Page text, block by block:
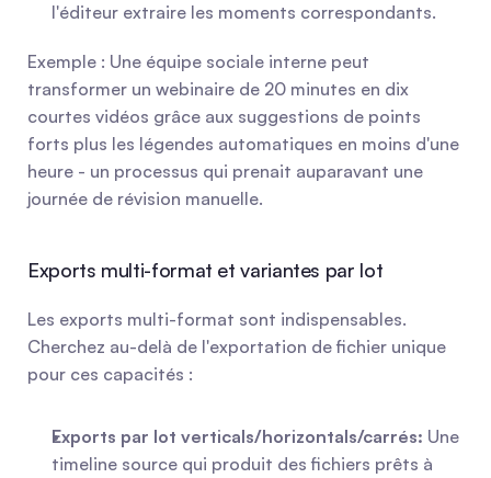
l'éditeur extraire les moments correspondants.
Exemple : Une équipe sociale interne peut
transformer un webinaire de 20 minutes en dix
courtes vidéos grâce aux suggestions de points
forts plus les légendes automatiques en moins d'une
heure - un processus qui prenait auparavant une
journée de révision manuelle.
Exports multi-format et variantes par lot
Les exports multi-format sont indispensables.
Cherchez au-delà de l'exportation de fichier unique
pour ces capacités :
Exports par lot verticals/horizontals/carrés: Une
timeline source qui produit des fichiers prêts à